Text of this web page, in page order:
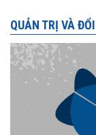
QUẢN TRỊ VÀ